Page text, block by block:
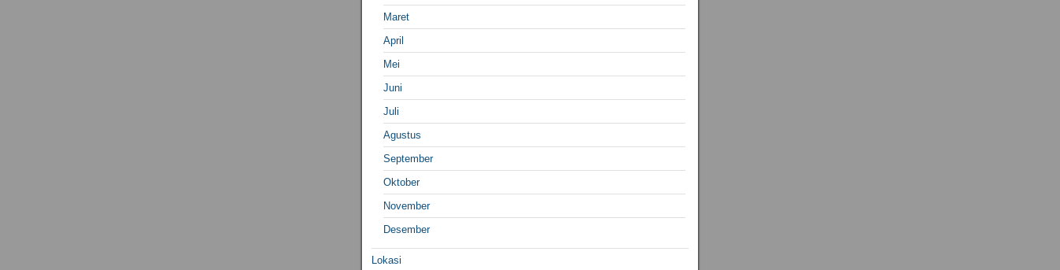
Maret
April
Mei
Juni
Juli
Agustus
September
Oktober
November
Desember
Lokasi